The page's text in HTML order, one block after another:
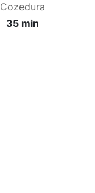
Cozedura
35 min